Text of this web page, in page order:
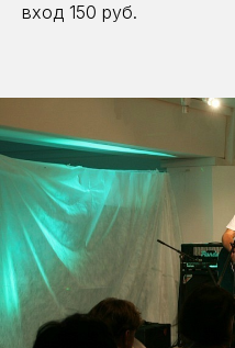
вход 150 руб.